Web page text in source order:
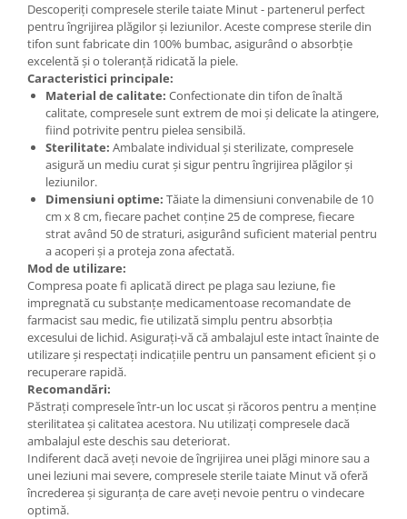
Descoperiți compresele sterile taiate Minut - partenerul perfect
pentru îngrijirea plăgilor și leziunilor. Aceste comprese sterile din
tifon sunt fabricate din 100% bumbac, asigurând o absorbție
excelentă și o toleranță ridicată la piele.
Caracteristici principale:
Material de calitate: Confectionate din tifon de înaltă
calitate, compresele sunt extrem de moi și delicate la atingere,
fiind potrivite pentru pielea sensibilă.
Sterilitate: Ambalate individual și sterilizate, compresele
asigură un mediu curat și sigur pentru îngrijirea plăgilor și
leziunilor.
Dimensiuni optime: Tăiate la dimensiuni convenabile de 10
cm x 8 cm, fiecare pachet conține 25 de comprese, fiecare
strat având 50 de straturi, asigurând suficient material pentru
a acoperi și a proteja zona afectată.
Mod de utilizare:
Compresa poate fi aplicată direct pe plaga sau leziune, fie
impregnată cu substanțe medicamentoase recomandate de
farmacist sau medic, fie utilizată simplu pentru absorbția
excesului de lichid. Asigurați-vă că ambalajul este intact înainte de
utilizare și respectați indicațiile pentru un pansament eficient și o
recuperare rapidă.
Recomandări:
Păstrați compresele într-un loc uscat și răcoros pentru a menține
sterilitatea și calitatea acestora. Nu utilizați compresele dacă
ambalajul este deschis sau deteriorat.
Indiferent dacă aveți nevoie de îngrijirea unei plăgi minore sau a
unei leziuni mai severe, compresele sterile taiate Minut vă oferă
încrederea și siguranța de care aveți nevoie pentru o vindecare
optimă.